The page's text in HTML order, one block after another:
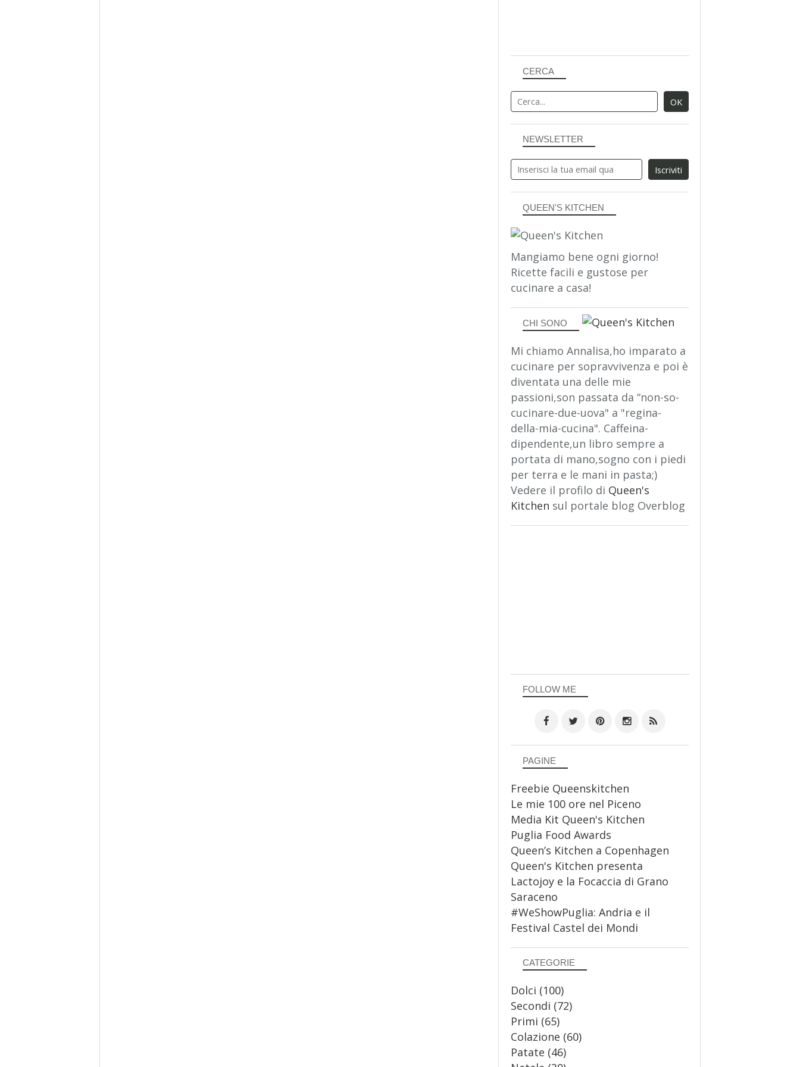
NEWSLETTER
FOLLOW ME
CERCA
QUEEN'S KITCHEN
Mangiamo bene ogni giorno!
Ricette facili e gustose per
cucinare a casa!
CHI SONO
Mi chiamo Annalisa,ho imparato a
cucinare per sopravvivenza e poi è
diventata una delle mie
passioni,son passata da “non-so-
cucinare-due-uova" a "regina-
della-mia-cucina". Caffeina-
dipendente,un libro sempre a
portata di mano,sogno con i piedi
per terra e le mani in pasta;)
Vedere il profilo di Queen's
Kitchen sul portale blog Overblog
PAGINE
Freebie Queenskitchen
Le mie 100 ore nel Piceno
Media Kit Queen's Kitchen
Puglia Food Awards
Queen’s Kitchen a Copenhagen
Queen's Kitchen presenta
Lactojoy e la Focaccia di Grano
Saraceno
#WeShowPuglia: Andria e il
Festival Castel dei Mondi
CATEGORIE
Dolci (100)
Secondi (72)
Primi (65)
Colazione (60)
Patate (46)